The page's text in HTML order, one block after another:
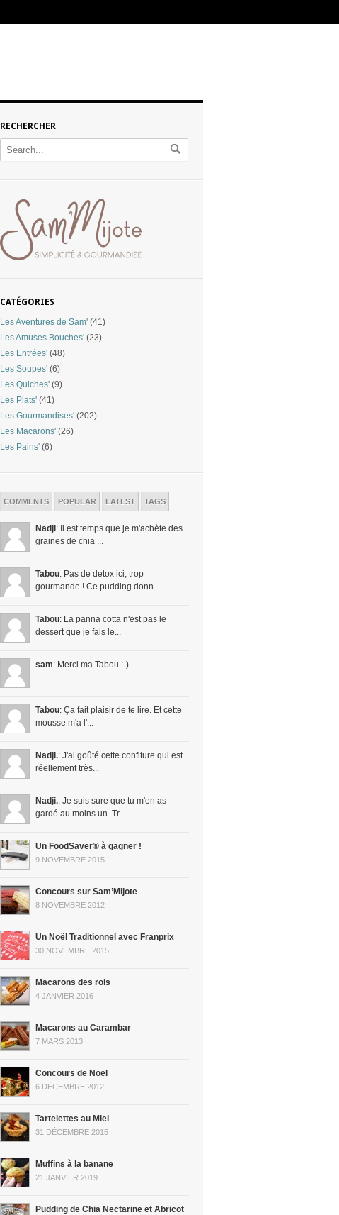
RECHERCHER
CATÉGORIES
Les Aventures de Sam' (41)
Les Amuses Bouches' (23)
Les Entrées' (48)
Les Soupes' (6)
Les Quiches' (9)
Les Plats' (41)
Les Gourmandises' (202)
Les Macarons' (26)
Les Pains' (6)
COMMENTS POPULAR LATEST TAGS
Nadji: Il est temps que je m'achète des
graines de chia ...
Tabou: Pas de detox ici, trop
gourmande ! Ce pudding donn...
Tabou: La panna cotta n'est pas le
dessert que je fais le...
sam: Merci ma Tabou :-)...
Tabou: Ça fait plaisir de te lire. Et cette
mousse m'a l'...
Nadji.: J'ai goûté cette confiture qui est
réellement très...
Nadji.: Je suis sure que tu m'en as
gardé au moins un. Tr...
Un FoodSaver® à gagner !
9 NOVEMBRE 2015
Concours sur Sam’Mijote
8 NOVEMBRE 2012
Un Noël Traditionnel avec Franprix
30 NOVEMBRE 2015
Macarons des rois
4 JANVIER 2016
Macarons au Carambar
7 MARS 2013
Concours de Noël
6 DÉCEMBRE 2012
Tartelettes au Miel
31 DÉCEMBRE 2015
Muffins à la banane
21 JANVIER 2019
Pudding de Chia Nectarine et Abricot